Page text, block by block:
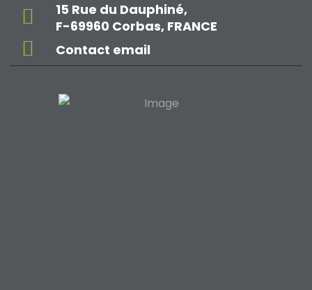
15 Rue du Dauphiné,
F-69960 Corbas, FRANCE
Contact email